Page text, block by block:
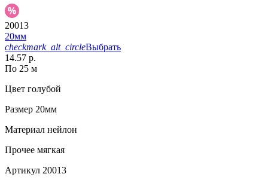
20013
20мм
checkmark_alt_circleВыбрать
14.57 р.
По 25 м
Цвет голубой
Размер 20мм
Материал нейлон
Прочее мягкая
Артикул 20013